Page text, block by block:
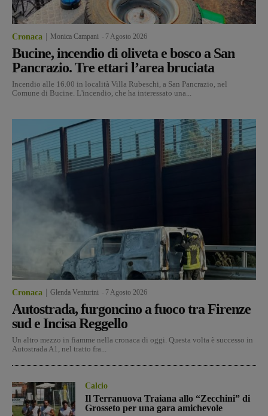
Cronaca Monica Campani 7 Agosto 2026
Bucine, incendio di oliveta e bosco a San
Pancrazio. Tre ettari l’area bruciata
Incendio alle 16.00 in località Villa Rubeschi, a San Pancrazio, nel
Comune di Bucine. L'incendio, che ha interessato una...
Cronaca Glenda Venturini 7 Agosto 2026
Autostrada, furgoncino a fuoco tra Firenze
sud e Incisa Reggello
Un altro mezzo in fiamme nella cronaca di oggi. Questa volta è successo in
Autostrada A1, nel tratto fra...
Calcio
Il Terranuova Traiana allo “Zecchini” di
Grosseto per una gara amichevole